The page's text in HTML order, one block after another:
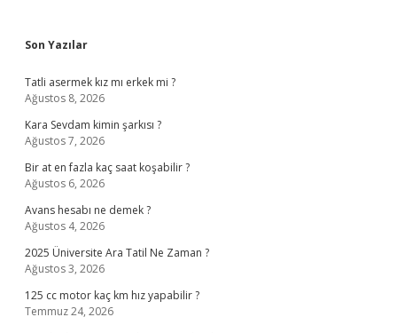
Sidebar
Son Yazılar
Tatli asermek kız mı erkek mi ?
Ağustos 8, 2026
Kara Sevdam kimin şarkısı ?
Ağustos 7, 2026
Bir at en fazla kaç saat koşabilir ?
Ağustos 6, 2026
Avans hesabı ne demek ?
Ağustos 4, 2026
2025 Üniversite Ara Tatil Ne Zaman ?
Ağustos 3, 2026
125 cc motor kaç km hız yapabilir ?
Temmuz 24, 2026